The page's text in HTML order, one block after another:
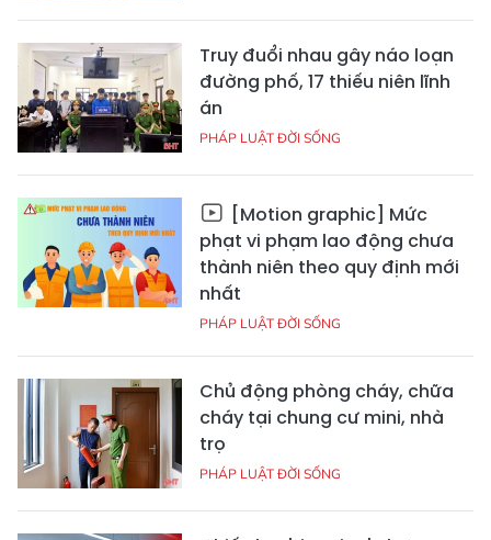
Truy đuổi nhau gây náo loạn
đường phố, 17 thiếu niên lĩnh
án
PHÁP LUẬT ĐỜI SỐNG
[Motion graphic] Mức
phạt vi phạm lao động chưa
thành niên theo quy định mới
nhất
PHÁP LUẬT ĐỜI SỐNG
Chủ động phòng cháy, chữa
cháy tại chung cư mini, nhà
trọ
PHÁP LUẬT ĐỜI SỐNG